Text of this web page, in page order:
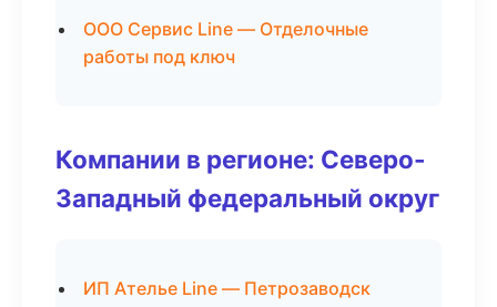
ООО Сервис Line — Отделочные
работы под ключ
Компании в регионе: Северо-
Западный федеральный округ
ИП Ателье Line — Петрозаводск